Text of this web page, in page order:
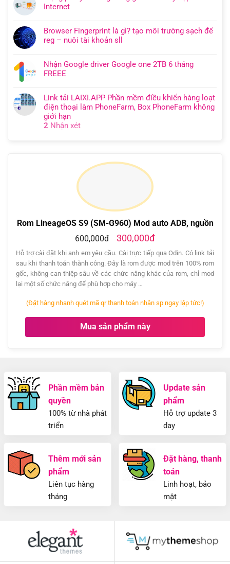
Internet
Browser Fingerprint là gì? tạo môi trường sạch để
reg – nuôi tài khoản sll
Nhận Google driver Google one 2TB 6 tháng
FREEE
Link tải LAIXI.APP Phần mềm điều khiển hàng loạt
điện thoại làm PhoneFarm, Box PhoneFarm không
giới hạn
2 Nhận xét
Rom LineageOS S9 (SM-G960) Mod auto ADB, nguồn
600,000đ
300,000đ
Hỗ trợ cài đặt khi anh em yêu cầu. Cài trực tiếp qua Odin. Có link tải
sau khi thanh toán thành công. Đây là rom được mod trên 100% rom
gốc, không can thiệp sâu về các chức năng khác của rom, chỉ mod
lại một số chức năng để phù hợp cho máy …
(Đặt hàng nhanh quét mã qr thanh toán nhận sp ngay lập tức!)
Mua sản phẩm này
Phần mềm bản
quyền
100% từ nhà phát
triển
Update sản
phẩm
Hỗ trợ update 3
day
Thêm mới sản
phẩm
Liên tục hàng
tháng
Đặt hàng, thanh
toán
Linh hoạt, bảo
mật